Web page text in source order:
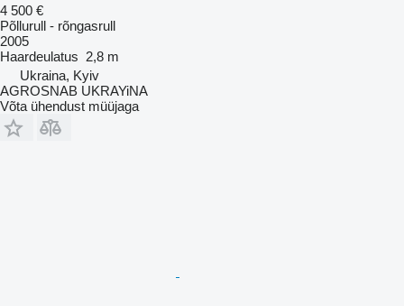
4 500 €
Põllurull - rõngasrull
2005
Haardeulatus 2,8 m
Ukraina, Kyiv
AGROSNAB UKRAYiNA
Võta ühendust müüjaga